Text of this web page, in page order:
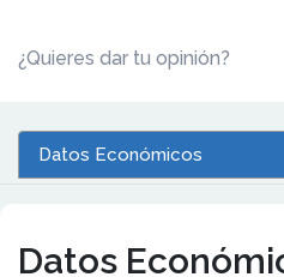
¿Quieres dar tu opinión?
Datos Económicos
Datos